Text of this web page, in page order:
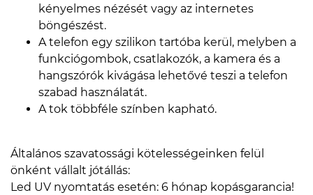
kényelmes nézését vagy az internetes
böngészést.
A telefon egy szilikon tartóba kerül, melyben a
funkciógombok, csatlakozók, a kamera és a
hangszórók kivágása lehetővé teszi a telefon
szabad használatát.
A tok többféle színben kapható.
Általános szavatossági kötelességeinken felül
önként vállalt jótállás:
Led UV nyomtatás esetén: 6 hónap kopásgarancia!